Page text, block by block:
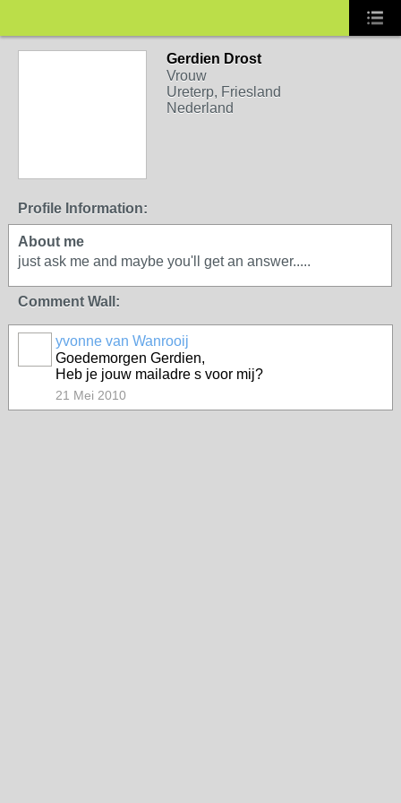
Gerdien Drost
Vrouw
Ureterp, Friesland
Nederland
Profile Information:
About me
just ask me and maybe you'll get an answer.....
Comment Wall:
yvonne van Wanrooij
Goedemorgen Gerdien,
Heb je jouw mailadre s voor mij?
21 Mei 2010